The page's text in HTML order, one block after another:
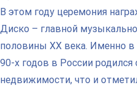
В этом году церемония
Диско – главной
половины XX века. Именно в
90-х годов в России
недвижимости, что и